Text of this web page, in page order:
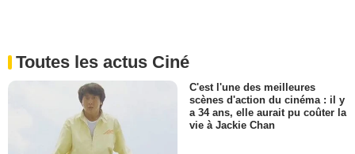
Toutes les actus Ciné
C'est l'une des meilleures
scènes d'action du cinéma : il y
a 34 ans, elle aurait pu coûter la
vie à Jackie Chan